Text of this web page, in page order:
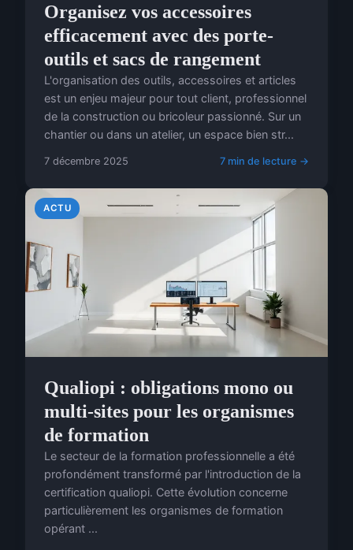
Organisez vos accessoires
efficacement avec des porte-
outils et sacs de rangement
L'organisation des outils, accessoires et articles
est un enjeu majeur pour tout client, professionnel
de la construction ou bricoleur passionné. Sur un
chantier ou dans un atelier, un espace bien str...
7 décembre 2025 7 min de lecture →
ACTU
Qualiopi : obligations mono ou
multi-sites pour les organismes
de formation
Le secteur de la formation professionnelle a été
profondément transformé par l'introduction de la
certification qualiopi. Cette évolution concerne
particulièrement les organismes de formation
opérant ...